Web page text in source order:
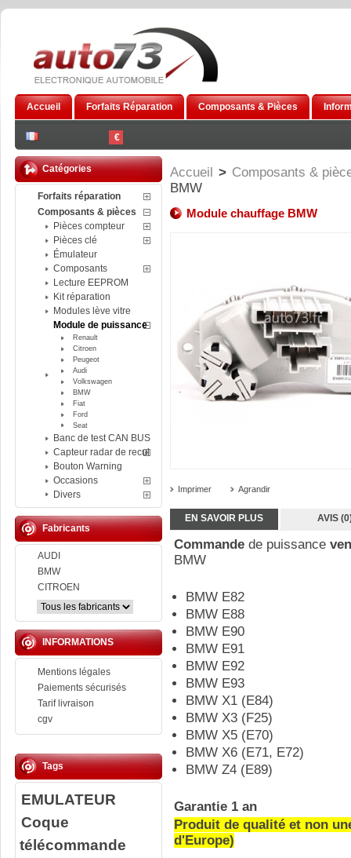
€
Accueil Forfaits Réparation Composants & Pièces
Catégories
Forfaits réparation
Composants & pièces
Pièces compteur
Pièces clé
Émulateur
Composants
Lecture EEPROM
Kit réparation
Modules lève vitre
Module de puissance
Renault
Citroen
Peugeot
Audi
Volkswagen
BMW
Fiat
Ford
Seat
Banc de test CAN BUS
Capteur radar de recul
Bouton Warning
Occasions
Divers
Fabricants
AUDI
BMW
CITROEN
INFORMATIONS
Mentions légales
Paiements sécurisés
Tarif livraison
cgv
Tags
EMULATEUR
Coque
télécommande
Accueil > Composants &
BMW
Module chauffage BMW
Imprimer Agrandir
EN SAVOIR PLUS AVIS
Commande de puissance
BMW
BMW E82
BMW E88
BMW E90
BMW E91
BMW E92
BMW E93
BMW X1 (E84)
BMW X3 (F25)
BMW X5 (E70)
BMW X6 (E71, E72)
BMW Z4 (E89)
Garantie 1 an
Produit de qualité et non
d'Europe)